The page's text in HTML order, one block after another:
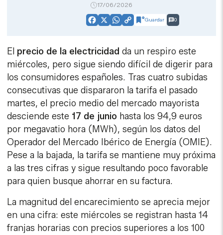
17/06/2026
Facebook
X WhatsApp
CopyGuardar 0
El precio de la electricidad da un respiro este
miércoles, pero sigue siendo difícil de digerir para
los consumidores españoles. Tras cuatro subidas
consecutivas que dispararon la tarifa el pasado
martes, el precio medio del mercado mayorista
desciende este 17 de junio hasta los 94,9 euros
por megavatio hora (MWh), según los datos del
Operador del Mercado Ibérico de Energía (OMIE).
Pese a la bajada, la tarifa se mantiene muy próxima
a las tres cifras y sigue resultando poco favorable
para quien busque ahorrar en su factura.
La magnitud del encarecimiento se aprecia mejor
en una cifra: este miércoles se registran hasta 14
franjas horarias con precios superiores a los 100